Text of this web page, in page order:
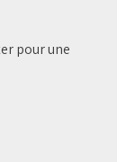
pour une